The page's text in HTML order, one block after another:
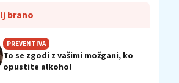
brano
PREVENTIVA
To se zgodi z vašimi možgani, ko
opustite alkohol